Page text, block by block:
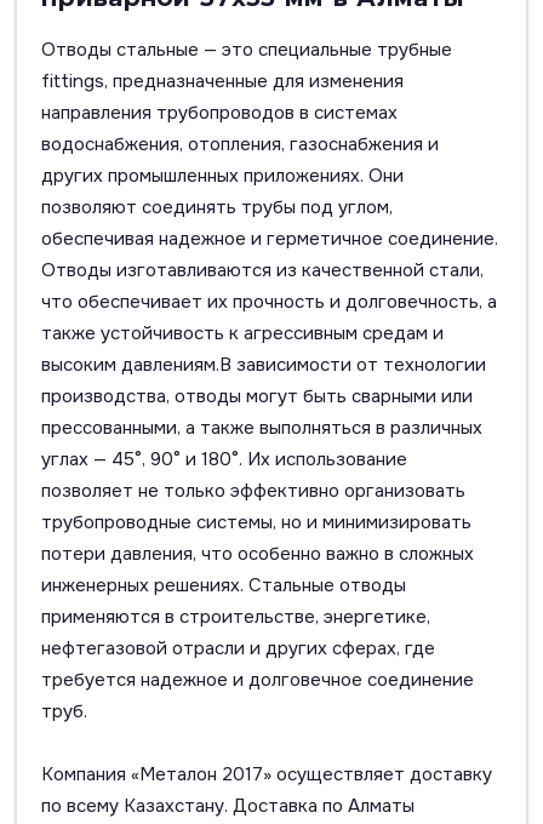
Отводы стальные — это специальные трубные
fittings, предназначенные для изменения
направления трубопроводов в системах
водоснабжения, отопления, газоснабжения и
других промышленных приложениях. Они
позволяют соединять трубы под углом,
обеспечивая надежное и герметичное соединение.
Отводы изготавливаются из качественной стали,
что обеспечивает их прочность и долговечность, а
также устойчивость к агрессивным средам и
высоким давлениям.В зависимости от технологии
производства, отводы могут быть сварными или
прессованными, а также выполняться в различных
углах — 45°, 90° и 180°. Их использование
позволяет не только эффективно организовать
трубопроводные системы, но и минимизировать
потери давления, что особенно важно в сложных
инженерных решениях. Стальные отводы
применяются в строительстве, энергетике,
нефтегазовой отрасли и других сферах, где
требуется надежное и долговечное соединение
труб.
Компания «Металон 2017» осуществляет доставку
по всему Казахстану. Доставка по Алматы